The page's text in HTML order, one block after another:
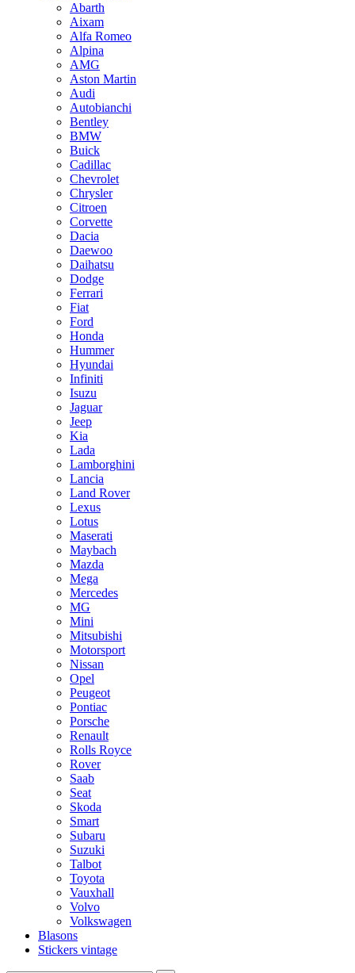
Abarth
Aixam
Alfa Romeo
Alpina
AMG
Aston Martin
Audi
Autobianchi
Bentley
BMW
Buick
Cadillac
Chevrolet
Chrysler
Citroen
Corvette
Dacia
Daewoo
Daihatsu
Dodge
Ferrari
Fiat
Ford
Honda
Hummer
Hyundai
Infiniti
Isuzu
Jaguar
Jeep
Kia
Lada
Lamborghini
Lancia
Land Rover
Lexus
Lotus
Maserati
Maybach
Mazda
Mega
Mercedes
MG
Mini
Mitsubishi
Motorsport
Nissan
Opel
Peugeot
Pontiac
Porsche
Renault
Rolls Royce
Rover
Saab
Seat
Skoda
Smart
Subaru
Suzuki
Talbot
Toyota
Vauxhall
Volvo
Volkswagen
Blasons
Stickers vintage